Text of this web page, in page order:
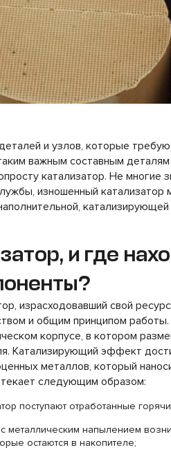
и узлов, которые
важным составным деталям
катализатор. Не многие
изношенный катализатор
и где
израсходовавший свой
и общим принципом
корпусе, в котором
Катализирующий эффект
металлов, который
следующим образом:
поступают отработанные
металлическим напылением
остаются в накопителе;